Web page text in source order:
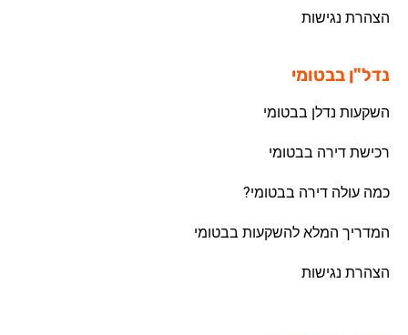
הצהרת נגישות
נדל"ן בבטומי
השקעות נדלן בבטומי
רכישת דירה בבטומי
כמה עולה דירה בבטומי?
המדריך המלא להשקעות בבטומי
הצהרת נגישות